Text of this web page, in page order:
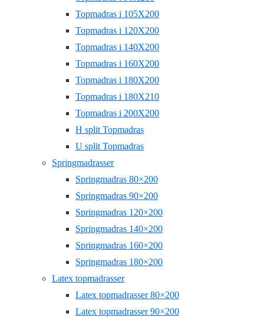
Topmadras i 105X200
Topmadras i 120X200
Topmadras i 140X200
Topmadras i 160X200
Topmadras i 180X200
Topmadras i 180X210
Topmadras i 200X200
H split Topmadras
U split Topmadras
Springmadrasser
Springmadras 80×200
Springmadras 90×200
Springmadras 120×200
Springmadras 140×200
Springmadras 160×200
Springmadras 180×200
Latex topmadrasser
Latex topmadrasser 80×200
Latex topmadrasser 90×200